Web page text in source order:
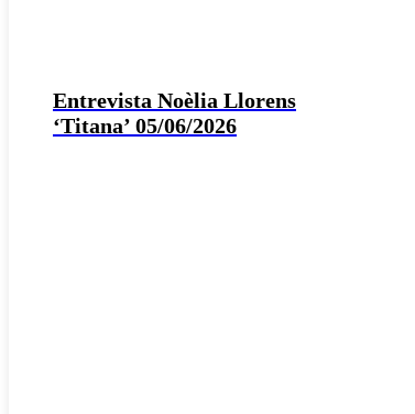
Entrevista Noèlia Llorens
‘Titana’ 05/06/2026